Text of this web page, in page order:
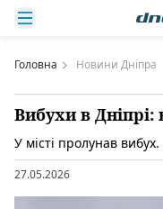
Головна Новини Дніпра
Вибухи в
У місті пролунав вибух.
27.05.2026